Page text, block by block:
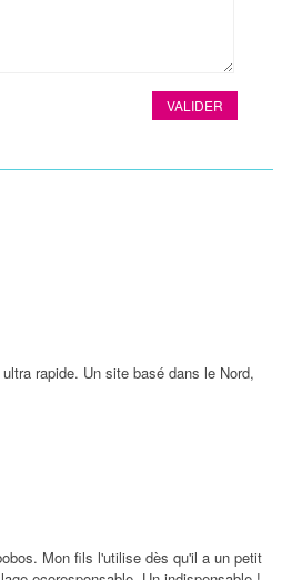
rapide. Un site basé dans le Nord,
Mon fils l'utilise dès qu'il a un petit